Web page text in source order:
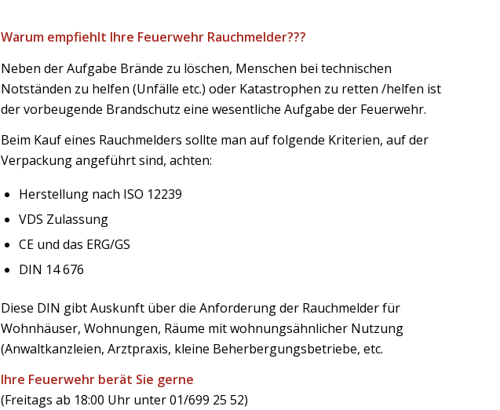
Warum empfiehlt Ihre Feuerwehr Rauchmelder???
Neben der Aufgabe Brände zu löschen, Menschen bei technischen
Notständen zu helfen (Unfälle etc.) oder Katastrophen zu retten /helfen ist
der vorbeugende Brandschutz eine wesentliche Aufgabe der Feuerwehr.
Beim Kauf eines Rauchmelders sollte man auf folgende Kriterien, auf der
Verpackung angeführt sind, achten:
Herstellung nach ISO 12239
VDS Zulassung
CE und das ERG/GS
DIN 14 676
Diese DIN gibt Auskunft über die Anforderung der Rauchmelder für
Wohnhäuser, Wohnungen, Räume mit wohnungsähnlicher Nutzung
(Anwaltkanzleien, Arztpraxis, kleine Beherbergungsbetriebe, etc.
Ihre Feuerwehr berät Sie gerne
(Freitags ab 18:00 Uhr unter 01/699 25 52)